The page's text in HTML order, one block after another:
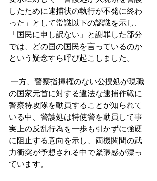
したために逮捕状の執行が不発に終わ
った」として常識以下の認識を示し、
「国民に申し訳ない」と謝罪した部分
では、どの国の国民を言っているのか
という疑念すら呼び起こしました。
一方、警察指揮権のない公捜処が現職
の国家元首に対する違法な逮捕作戦に
警察特攻隊を動員することが知られて
いる中、警護処は特使警を動員して事
実上の反乱行為を一歩も引かずに強硬
に阻止する意向を示し、両機関間の武
力衝突が予想される中で緊張感が漂っ
ています。